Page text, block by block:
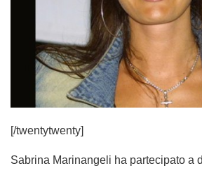
[/twentytwenty]
Sabrina Marinangeli ha partecipato a